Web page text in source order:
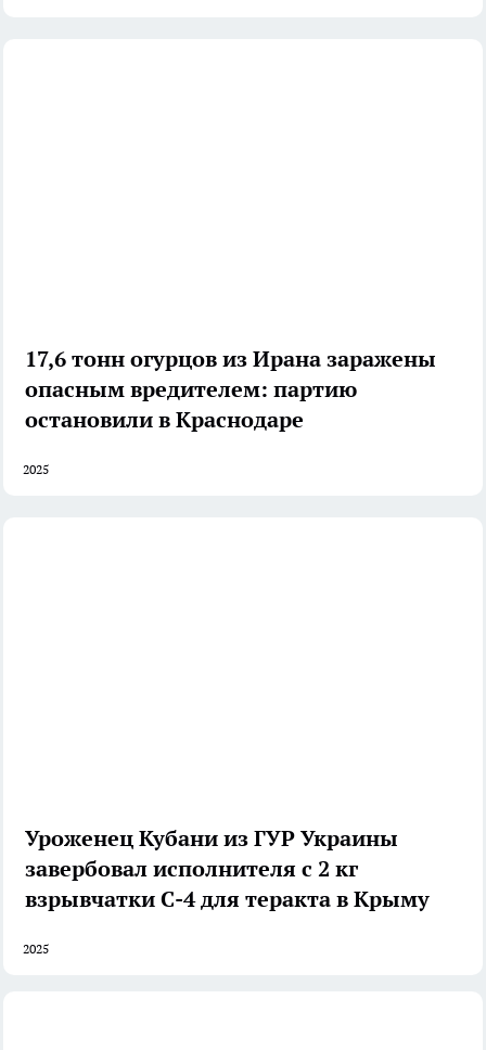
17,6 тонн огурцов из Ирана заражены
опасным вредителем: партию
остановили в Краснодаре
2025
Уроженец Кубани из ГУР Украины
завербовал исполнителя с 2 кг
взрывчатки С-4 для теракта в Крыму
2025